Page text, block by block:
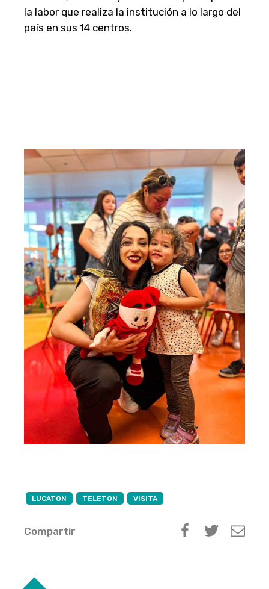
la labor que realiza la institución a lo largo del
país en sus 14 centros.
LUCATON TELETON VISITA
Compartir